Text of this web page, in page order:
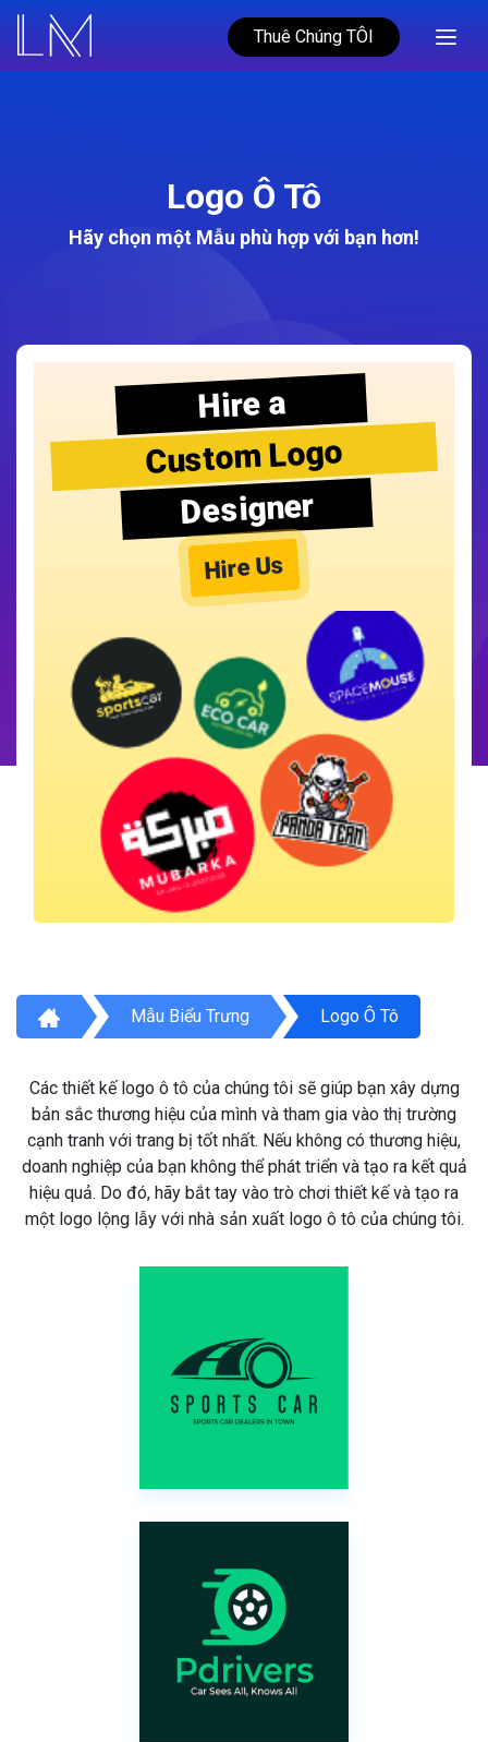
Thuê Chúng TÔI
Logo Ô Tô
Hãy chọn một Mẫu phù hợp với bạn hơn!
Hire a
Custom Logo
Designer
Hire Us
Mẫu Biểu Trưng Logo Ô Tô
Các thiết kế logo ô tô của chúng tôi sẽ giúp bạn xây dựng
bản sắc thương hiệu của mình và tham gia vào thị trường
cạnh tranh với trang bị tốt nhất. Nếu không có thương hiệu,
doanh nghiệp của bạn không thể phát triển và tạo ra kết quả
hiệu quả. Do đó, hãy bắt tay vào trò chơi thiết kế và tạo ra
một logo lộng lẫy với nhà sản xuất logo ô tô của chúng tôi.